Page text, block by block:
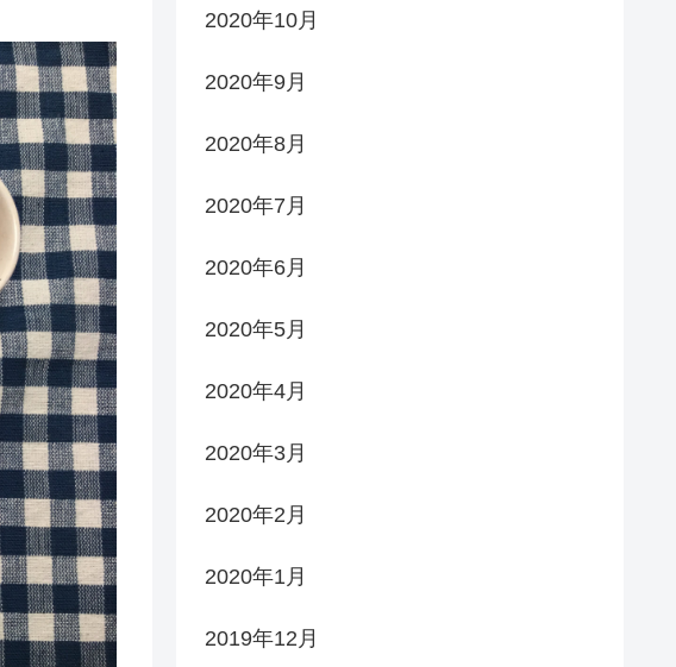
2020年10月
2020年9月
2020年8月
2020年7月
2020年6月
2020年5月
2020年4月
2020年3月
2020年2月
2020年1月
2019年12月